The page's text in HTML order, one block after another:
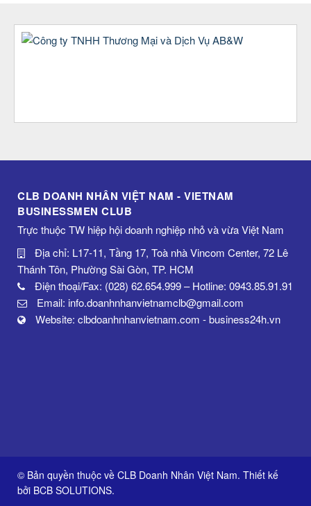
CLB DOANH NHÂN VIỆT NAM - VIETNAM
BUSINESSMEN CLUB
Trực thuộc TW hiệp hội doanh nghiệp nhỏ và vừa Việt Nam
Địa chỉ: L17-11, Tầng 17, Toà nhà Vincom Center, 72 Lê
Thánh Tôn, Phường Sài Gòn, TP. HCM
Điện thoại/Fax: (028) 62.654.999 – Hotline: 0943.85.91.91
Email: info.doanhnhanvietnamclb@gmail.com
Website: clbdoanhnhanvietnam.com - business24h.vn
© Bản quyền thuộc về CLB Doanh Nhân Việt Nam. Thiết kế
bởi BCB SOLUTIONS.